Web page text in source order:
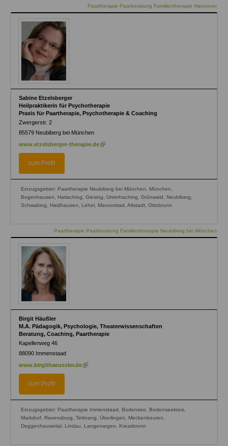
Paartherapie Paarberatung Familientherapie Hannover
Sabine Etzelsberger
Heilpraktikerin für Psychotherapie
Praxis für Paartherapie, Psychotherapie & Coaching
Zwergerstr. 2
85579 Neubiberg bei München
www.etzelsberger-therapie.de (link
zum Profil
Einzugsgebiet: Paartherapie Neubiberg bei München, München,
Bogenhausen, Harlaching, Giesing, Unterhaching, Grünwald, Neubiberg,
Schwabing, Haidhausen, Lehel, Maxvorstad, Altstadt, Ottobrunn
Paartherapie Paarberatung Familientherapie Neubiberg bei München
Birgit Häußler
M.A. Pädagogik, Psychologie, Theaterwissenschaften
Beratung, Coaching, Paartherapie
Kapellenweg 46
88090 Immenstaad
www.birgithaeussler.de (link
zum Profil
Einzugsgebiet: Paartherapie Immenstaad, Bodensee, Bodenseekreis,
Markdorf, Ravensburg, Tettnang, Überlingen, Meckenbeuren,
Deggenhausertal, Lindau, Langenargen, Kressbronn